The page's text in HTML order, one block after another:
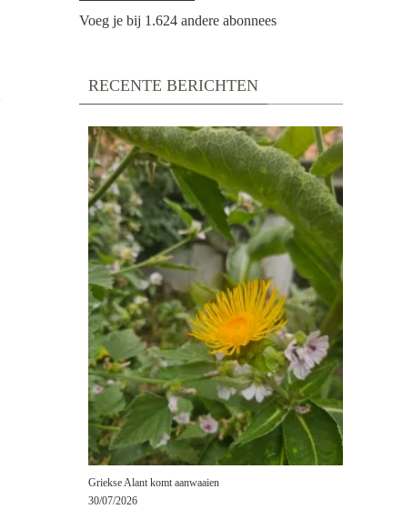
Voeg je bij 1.624 andere abonnees
RECENTE BERICHTEN
Griekse Alant komt aanwaaien
30/07/2026